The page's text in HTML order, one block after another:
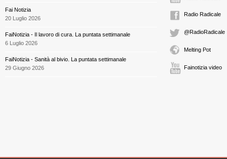
Fai Notizia
20 Luglio 2026
FaiNotizia - Il lavoro di cura. La puntata settimanale
6 Luglio 2026
FaiNotizia - Sanità al bivio. La puntata settimanale
29 Giugno 2026
Radio Radicale
@RadioRadicale
Melting Pot
Fainotizia video